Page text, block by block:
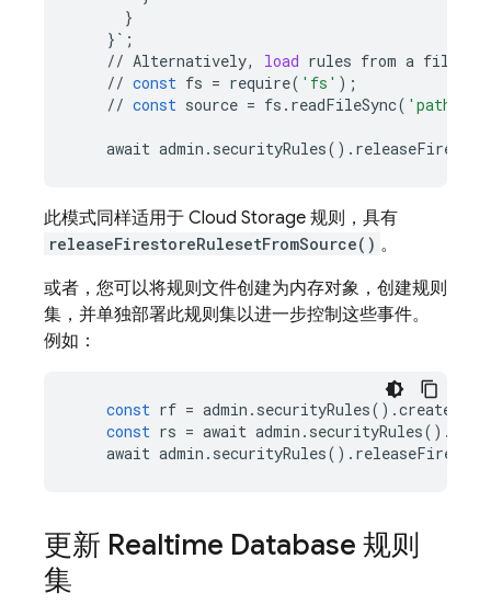
}
} ` ;
// Alternatively, load rules from a file
// const fs = require( 'fs' );
// const source = fs . readFileSync( 'path/
await admin . securityRules() .
此模式同样适用于 Cloud Storage 规则，具有
releaseFirestoreRulesetFromSource() 。
或者，您可以将规则文件创建为内存对象，创建规则
集，并单独部署此规则集以进一步控制这些事件。
例如：
const rf = admin . securityRules() .
const rs = await admin . securityRules() .
await admin . securityRules() .
更新 Realtime Database 规则
集